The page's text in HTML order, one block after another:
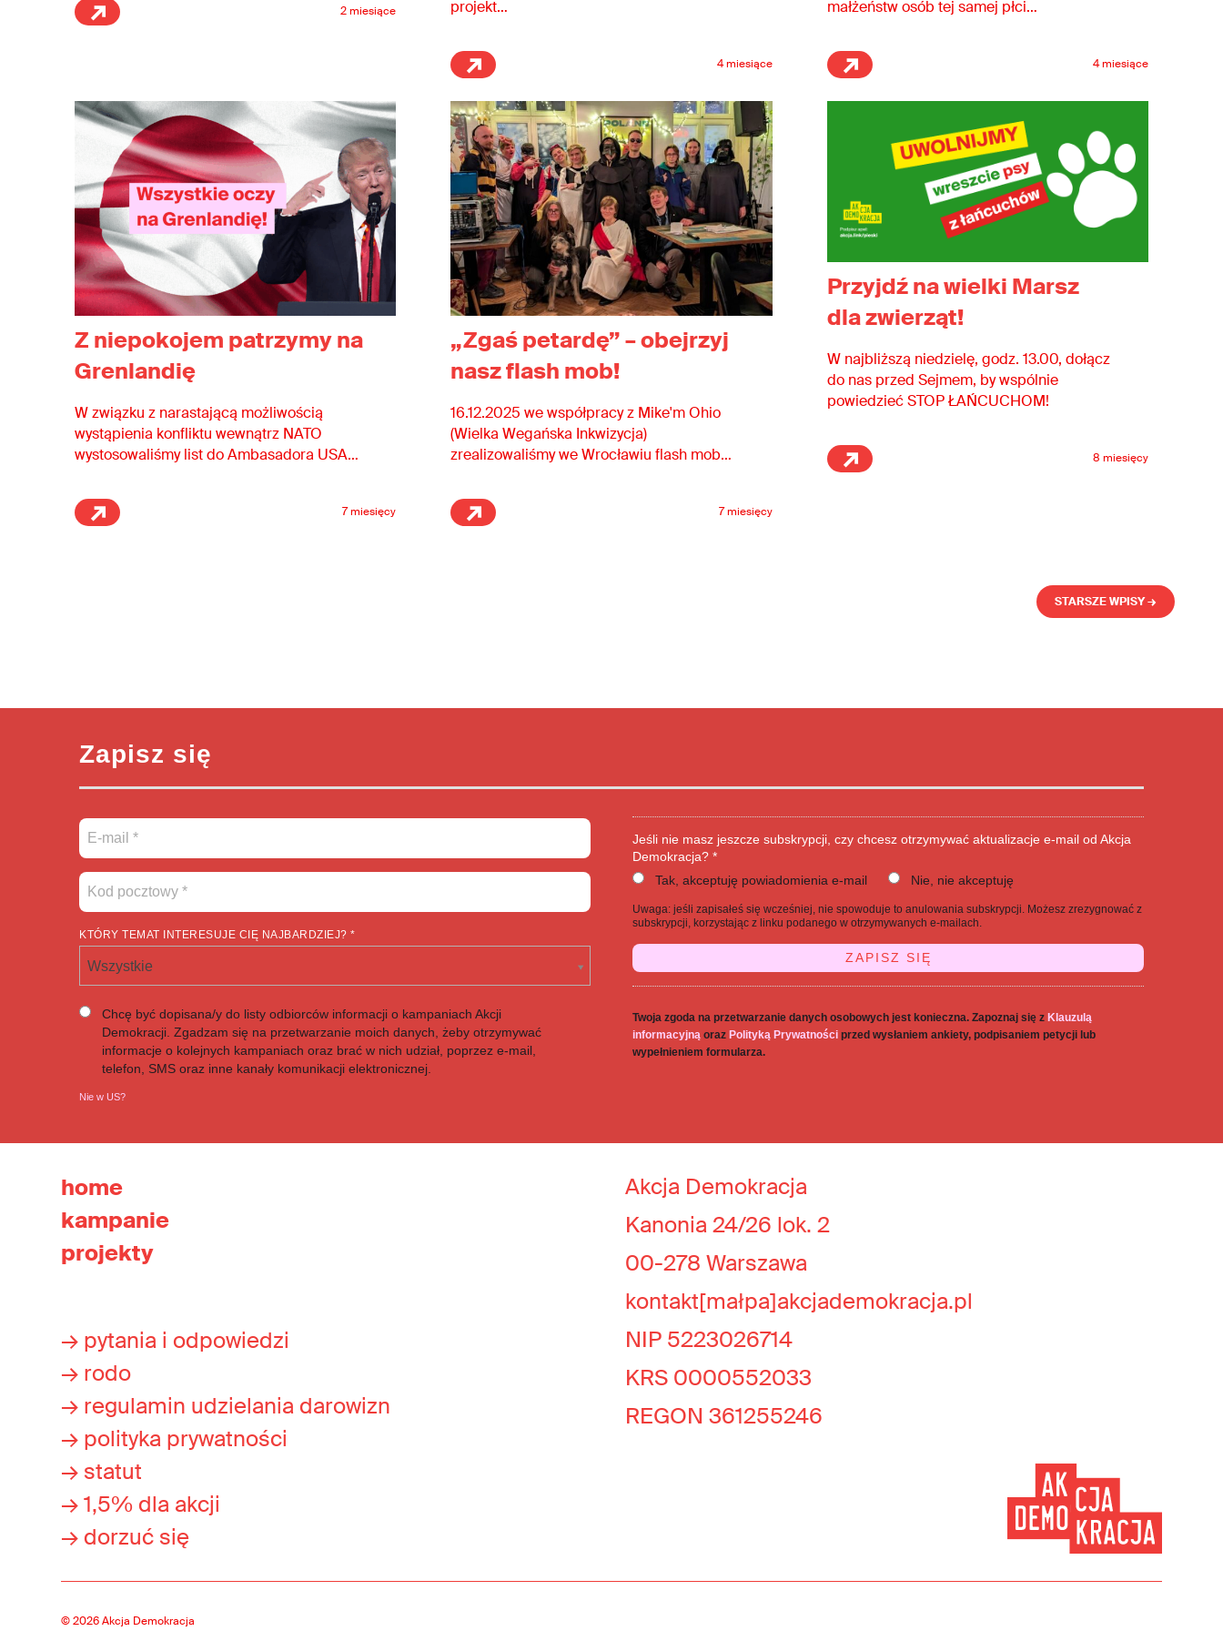
obowiązujących środków zapobiegających2 miesiące
projekt…
4 miesiące
małżeństw osób tej samej płci…
4 miesiące
Z niepokojem patrzymy na
Grenlandię
W związku z narastającą możliwością
wystąpienia konfliktu wewnątrz NATO
wystosowaliśmy list do Ambasadora USA
7 miesięcy
„Zgaś petardę” – obejrzyj
nasz flash mob!
16.12.2025 we współpracy z Mike'm Ohio
(Wielka Wegańska Inkwizycja)
zrealizowaliśmy we Wrocławiu flash mob
7 miesięcy
Przyjdź na wielki Marsz
dla zwierząt!
W najbliższą niedzielę, godz. 13.00, dołącz
do nas przed Sejmem, by wspólnie
powiedzieć STOP ŁAŃCUCHOM!
8 miesięcy
STARSZE WPISY →
Zapisz się
KTÓRY TEMAT INTERESUJE CIĘ NAJBARDZIEJ? *
Wszystkie
Chcę być dopisana/y do listy odbiorców informacji o kampaniach Akcji
Demokracji. Zgadzam się na przetwarzanie moich danych, żeby otrzymywać
informacje o kolejnych kampaniach oraz brać w nich udział, poprzez e-mail,
telefon, SMS oraz inne kanały komunikacji elektronicznej.
Nie wUS?
Jeśli nie masz jeszcze subskrypcji, czy chcesz otrzymywać aktualizacje e-mail od Akcja
Demokracja? *
Tak, akceptuję powiadomienia e-mail
Nie, nie akceptuję
Uwaga: jeśli zapisałeś się wcześniej, nie spowoduje to anulowania subskrypcji. Możesz zrezygnować z
subskrypcji, korzystając z linku podanego w otrzymywanych e-mailach.
Twoja zgoda na przetwarzanie danych osobowych jest konieczna. Zapoznaj się z Klauzulą
informacyjną oraz Polityką Prywatności przed wysłaniem ankiety, podpisaniem petycji lub
wypełnieniem formularza.
home
kampanie
projekty
→ pytania i odpowiedzi
→ rodo
→ regulamin udzielania darowizn
→ polityka prywatności
→ statut
→ 1,5% dla akcji
→ dorzuć się
Akcja Demokracja
Kanonia 24/26 lok. 2
00-278 Warszawa
kontakt[małpa]akcjademokracja.pl
NIP 5223026714
KRS 0000552033
REGON 361255246
© 2026 Akcja Demokracja